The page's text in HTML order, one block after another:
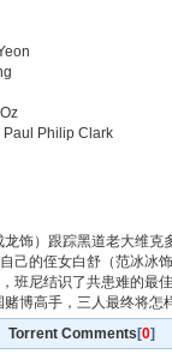
Paul Philip Clark
饰）跟踪黑道老大维克
己的侄女白舒（范冰冰
班尼结识了共患难的最
博高手，三人最终将怎
Torrent Comments [0]